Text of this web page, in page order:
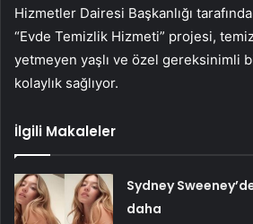
Hizmetler Dairesi Başkanlığı
“Evde Temizlik Hizmeti” projesi,
yetmeyen yaşlı ve özel gereksinimli
kolaylık sağlıyor.
İlgili Makaleler
Sydney
daha